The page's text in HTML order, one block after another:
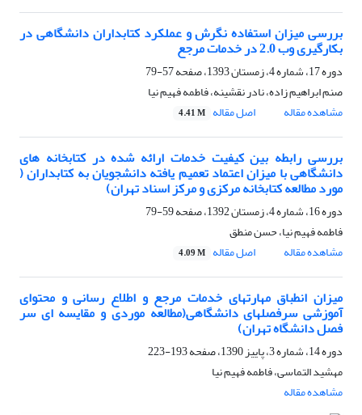
بررسی میزان استفاده نگرش و عملکرد کتابداران دانشگاهی در
بکارگیری وب 2.0 در خدمات مرجع
دوره 17، شماره 4، زمستان 1393، صفحه
57-79
صنم ابراهیم زاده، نادر نقشینه، فاطمه فهیم نیا
مشاهده مقاله
اصل مقاله 4.41 M
بررسی رابطه بین کیفیت خدمات ارائه شده در کتابخانه های
دانشگاهی با میزان اعتماد تعمیم یافته دانشجویان به کتابداران (
مورد مطالعه کتابخانه مرکزی و مرکز اسناد تهران)
دوره 16، شماره 4، زمستان 1392، صفحه
59-79
فاطمه فهیم نیا، حسن منطق
مشاهده مقاله
اصل مقاله 4.09 M
میزان انطباق مهارتهای خدمات مرجع و اطلاع رسانی و محتوای
آموزشی سرفصلهای دانشگاهی(مطالعه موردی و مقایسه ای سر
فصل دانشگاه تهران)
دوره 14، شماره 3، پاییز 1390، صفحه
193-223
مهشید التماسی، فاطمه فهیم نیا
مشاهده مقاله